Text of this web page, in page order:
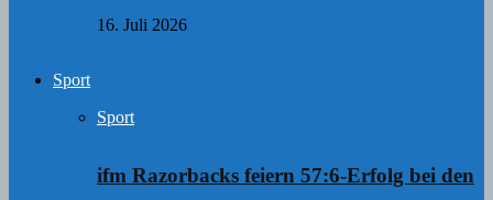
16. Juli 2026
Sport
Sport
ifm Razorbacks feiern 57:6-Erfolg bei den